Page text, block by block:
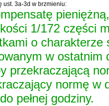
ust. 3a-3d w brzmieniu:
1/172 części
o charakterze
w ostatnim
przekraczającą
normę w
pełnej godziny.